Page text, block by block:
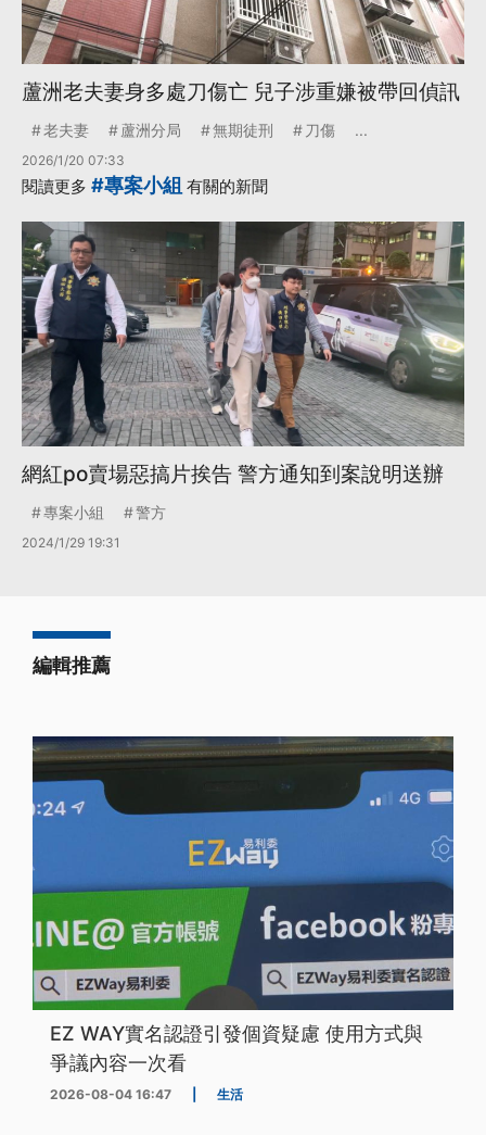
蘆洲老夫妻身多處刀傷亡 兒子涉重嫌被帶回偵訊
老夫妻 蘆洲分局 無期徒刑 刀傷 ...
2026/1/20 07:33
閱讀更多 #專案小組 有關的新聞
網紅po賣場惡搞片挨告 警方通知到案說明送辦
專案小組 警方
2024/1/29 19:31
編輯推薦
EZ WAY實名認證引發個資疑慮 使用方式與
爭議內容一次看
2026-08-04 16:47 生活